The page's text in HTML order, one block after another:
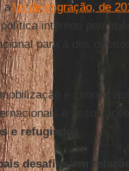
alei de migração, de
internos
para a dos
e
e
e refugiados
desafios em